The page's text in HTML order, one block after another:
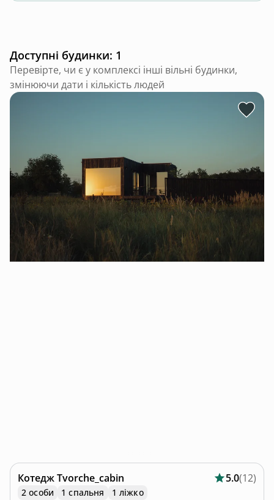
Доступні будинки: 1
Перевірте, чи є у комплексі інші вільні будинки,
змінюючи дати і кількість людей
КотеджTvorche_cabin 5.0(12)
2 особи 1 спальня 1 ліжко